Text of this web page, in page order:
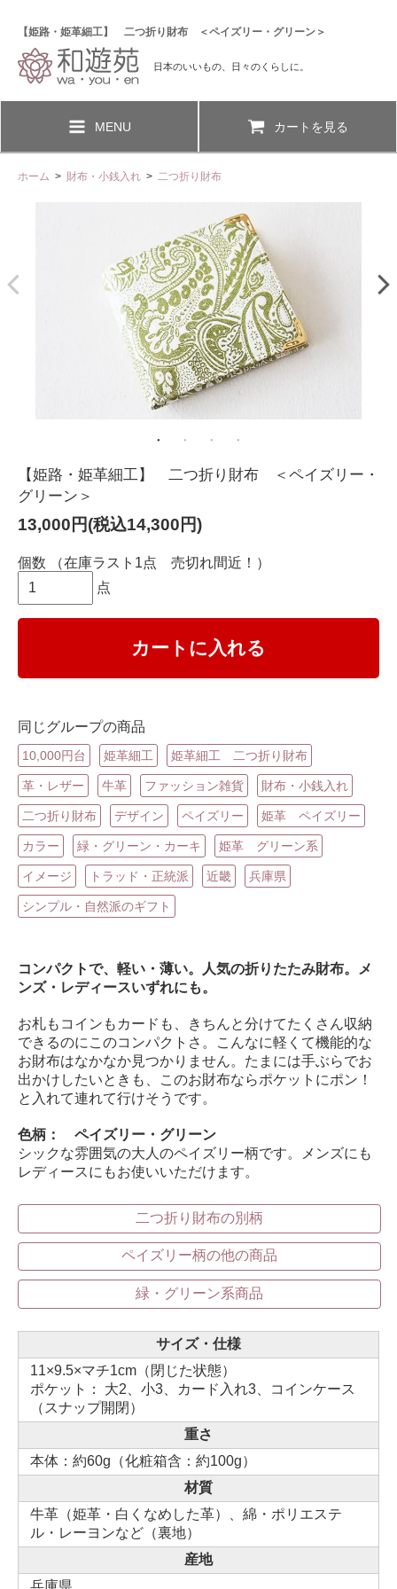
【姫路・姫革細工】 二つ折り財布 ＜ペイズリー・グリーン＞
日本のいいもの、日々のくらしに。
MENU カートを見る
ホーム > 財布・小銭入れ > 二つ折り財布
【姫路・姫革細工】 二つ折り財布 ＜ペイズリー・
グリーン＞
13,000円(税込14,300円)
個数 （在庫ラスト1点 売切れ間近！）
点
カートに入れる
同じグループの商品
10,000円台 姫革細工 姫革細工 二つ折り財布
革・レザー 牛革 ファッション雑貨 財布・小銭入れ
二つ折り財布 デザイン ペイズリー 姫革 ペイズリー
カラー 緑・グリーン・カーキ 姫革 グリーン系
イメージ トラッド・正統派 近畿 兵庫県
シンプル・自然派のギフト
コンパクトで、軽い・薄い。人気の折りたたみ財布。メ
ンズ・レディースいずれにも。
お札もコインもカードも、きちんと分けてたくさん収納
できるのにこのコンパクトさ。こんなに軽くて機能的な
お財布はなかなか見つかりません。たまには手ぶらでお
出かけしたいときも、このお財布ならポケットにポン！
と入れて連れて行けそうです。
色柄： ペイズリー・グリーン
シックな雰囲気の大人のペイズリー柄です。メンズにも
レディースにもお使いいただけます。
二つ折り財布の別柄
ペイズリー柄の他の商品
緑・グリーン系商品
サイズ・仕様
11×9.5×マチ1cm（閉じた状態）
ポケット： 大2、小3、カード入れ3、コインケース
（スナップ開閉）
重さ
本体：約60g（化粧箱含：約100g）
材質
牛革（姫革・白くなめした革）、綿・ポリエステ
ル・レーヨンなど（裏地）
産地
兵庫県